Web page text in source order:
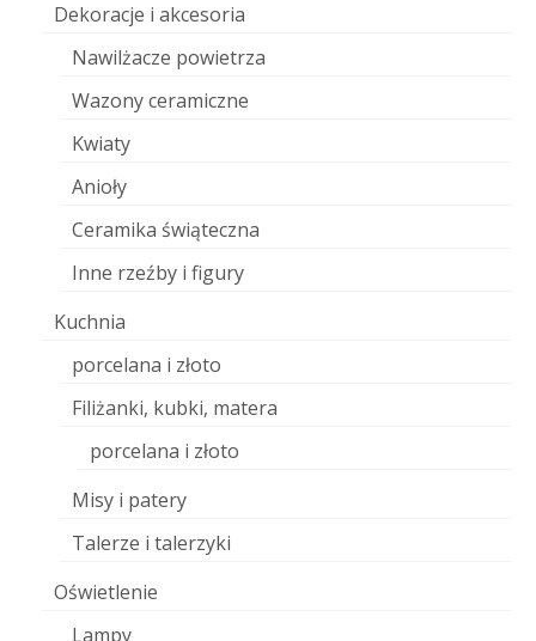
Dekoracje i akcesoria
Nawilżacze powietrza
Wazony ceramiczne
Kwiaty
Anioły
Ceramika świąteczna
Inne rzeźby i figury
Kuchnia
porcelana i złoto
Filiżanki, kubki, matera
porcelana i złoto
Misy i patery
Talerze i talerzyki
Oświetlenie
Lampy